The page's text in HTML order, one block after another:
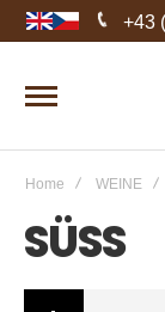
+43
Home WEINE
SÜSS